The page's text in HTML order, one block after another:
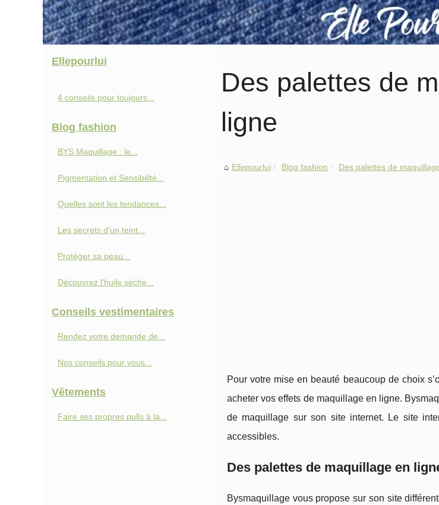
Des palettes de
ligne
Ellepourlui Blog fashion Des palettes de
Pour votre mise en beauté beaucoup de choix
acheter vos effets de maquillage en ligne.
de maquillage sur son site internet. Le site
accessibles.
Des palettes de maquillage en
Bysmaquillage vous propose sur son site
Ellepourlui
4 conseils pour toujours...
Blog fashion
BYS Maquillage : le...
Pigmentation et Sensibilité...
Quelles sont les tendances...
Les secrets d’un teint...
Protéger sa peau...
Découvrez l'huile sèche...
Conseils vestimentaires
Rendez votre demande de...
Nos conseils pour vous...
Vêtements
Faire ses propres pulls à la...